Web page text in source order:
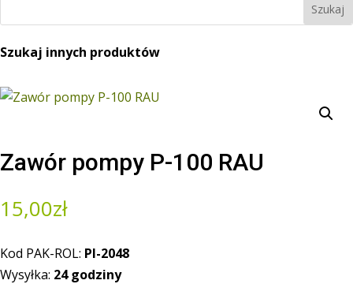
Szukaj innych produktów
Zawór pompy P-100 RAU
15,00zł
Kod PAK-ROL: PI-2048
Wysyłka: 24 godziny